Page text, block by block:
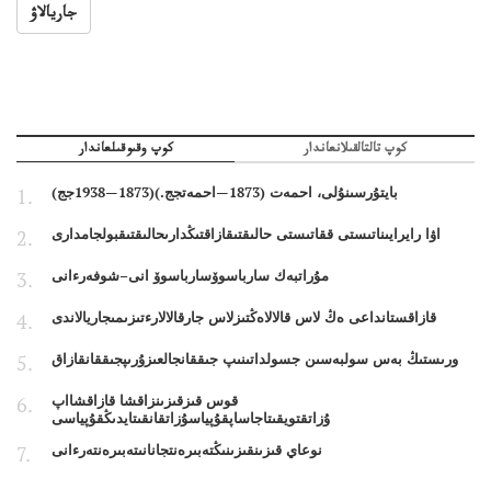
جاريالاۋ
كوپ وقىوقىلعاندار كوپ تالتالقىلانعاندار
بايتۇرسىنۇلى، احمەت (1873—احمەتجج.)(1873—1938جج)
اۋا رايرايىناتىستى ققاتىستى حالىقتىقازاقتىڭدارىحالىقتىقبولجامدارى
مۇراتبەك سارباسوۆسارباسوۆ انى–شوفەرءانى
قازاقستانداعى ەڭ لاس قالالاەڭتىزلاس جارقالالارءتىزىمىجاريالاندى
ورىستىڭ بەس سولبەسىن جسولداتىنىپ جىققانجالعىزۇرىپجىققانقازاق
قوس قىزقىزىنزاقشا قازاقشااپ
ۇزاتقتويقىتاجاساپقۇپياسۇزاتقانقىتايدىڭقۇپياسى
نوعاي قىزىنقىزىنىڭتەبىرەنتجانانىتەبىرەنتەرءانى